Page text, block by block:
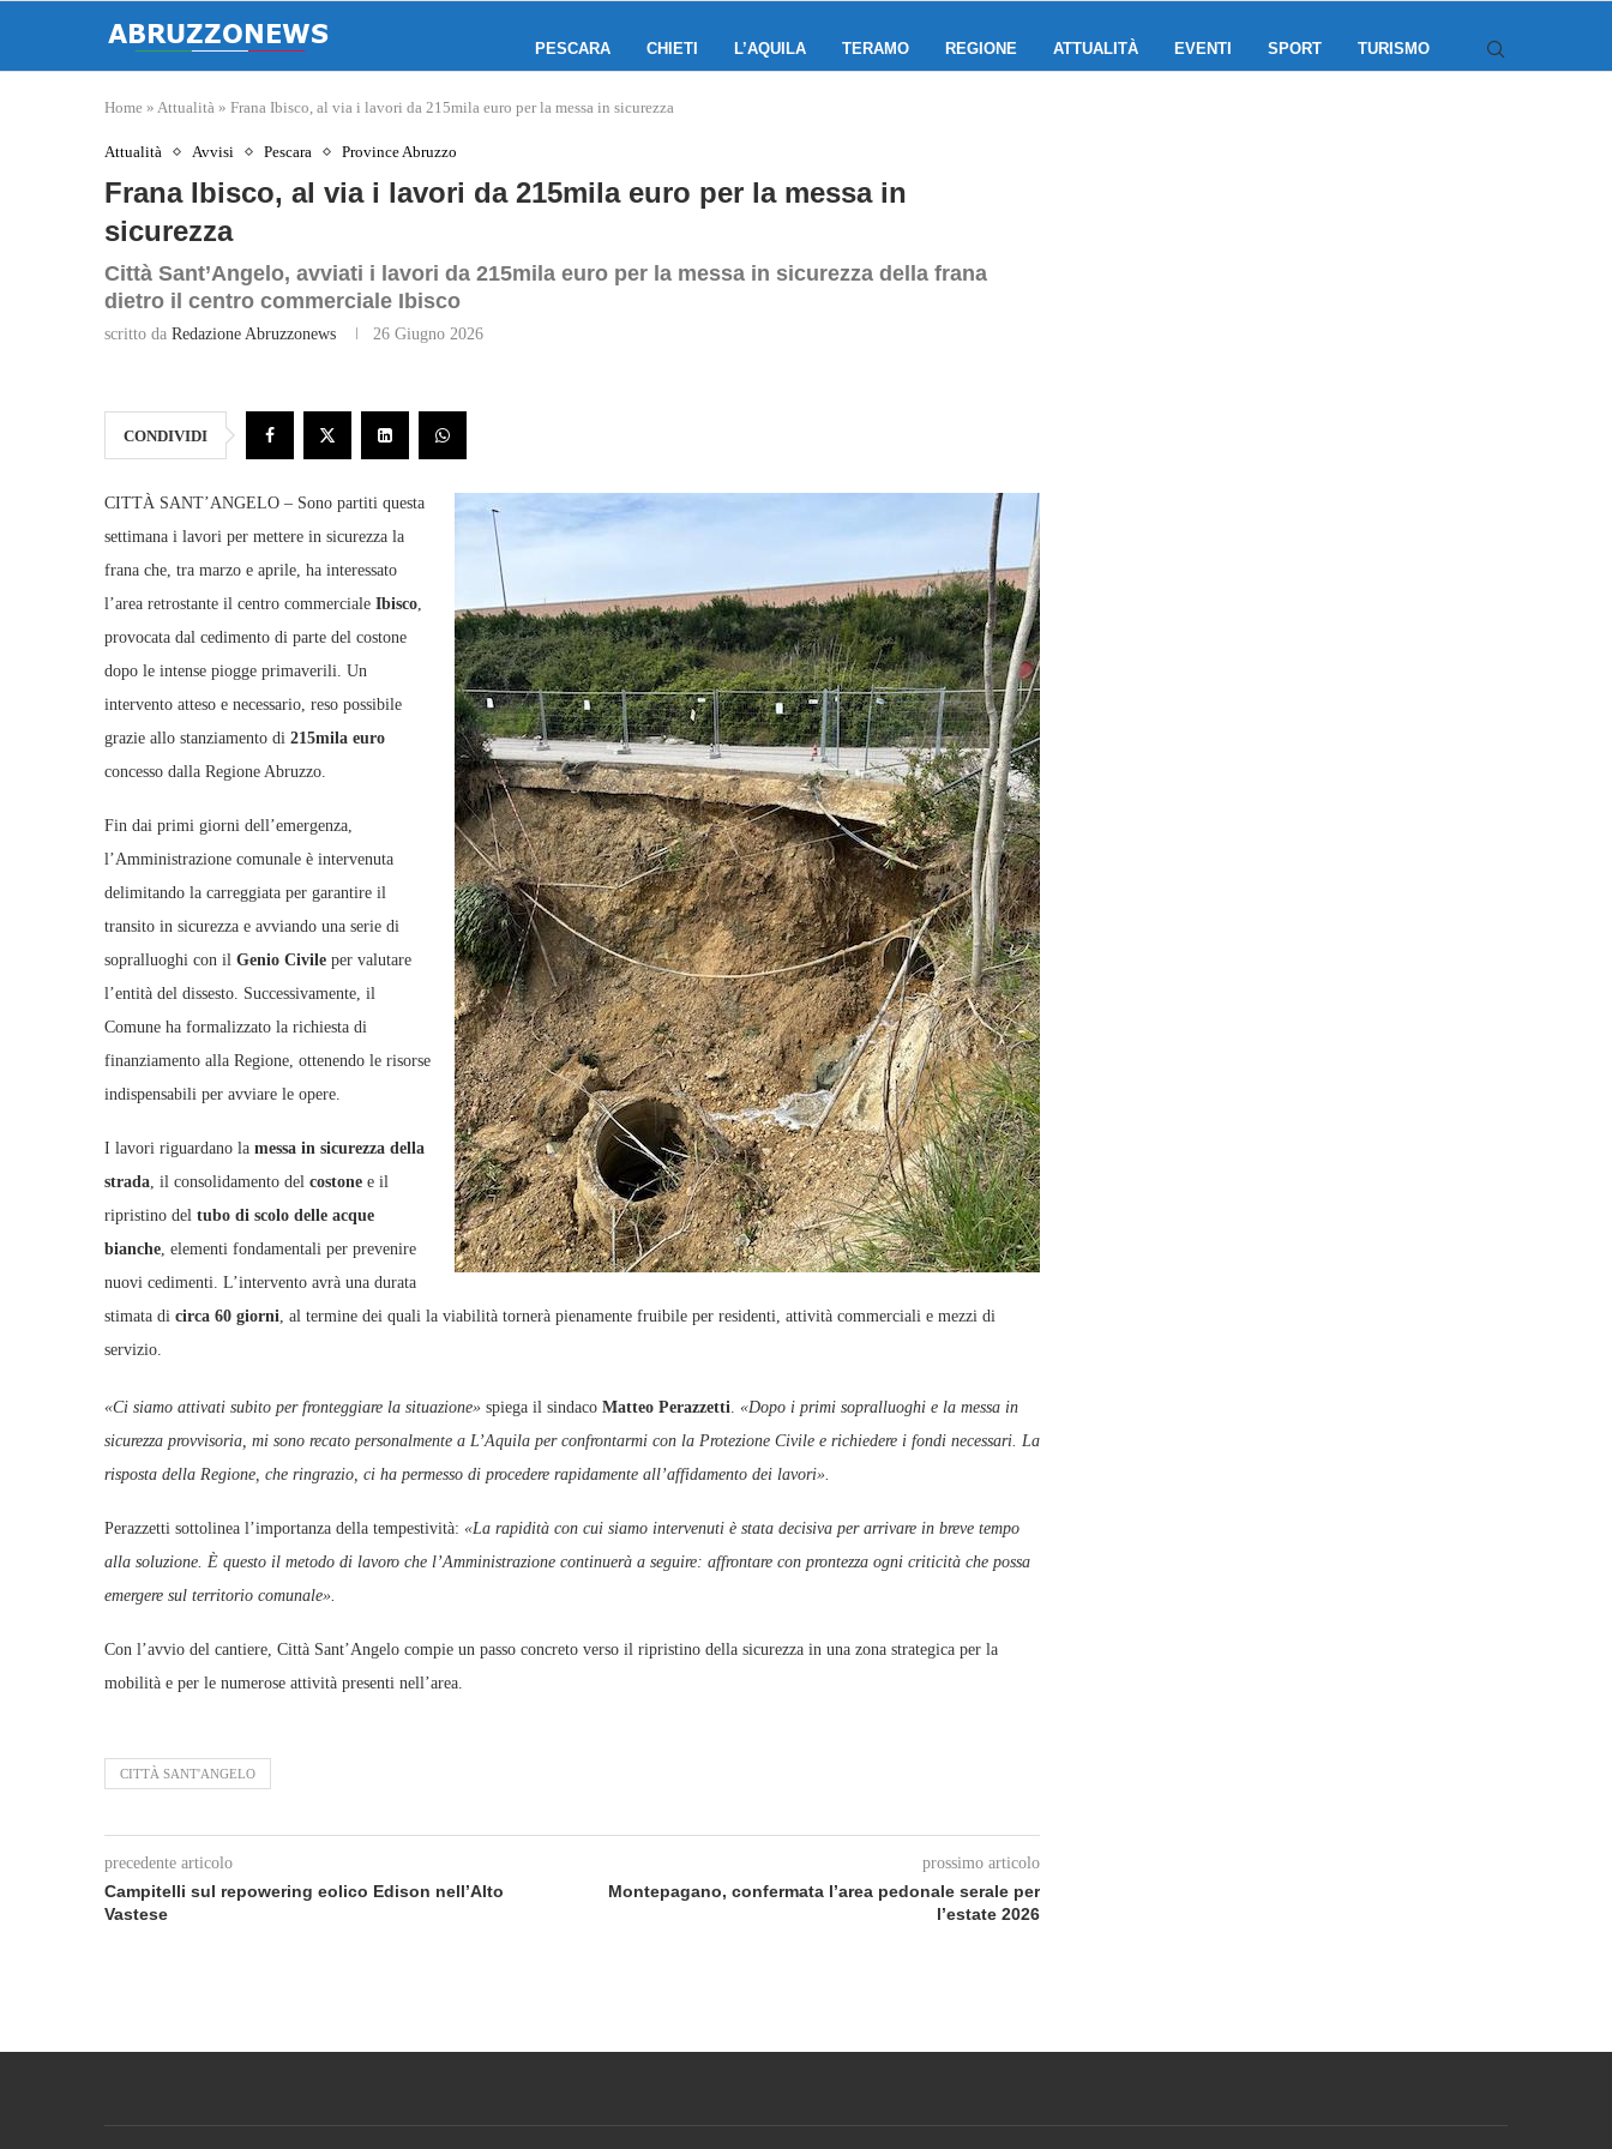
PESCARA CHIETI L’AQUILA TERAMO REGIONE ATTUALITÀ EVENTI SPORT TURISMO
Home » Attualità » Frana Ibisco, al via i lavori da 215mila euro per la messa in sicurezza
Attualità Avvisi Pescara Province Abruzzo
Frana Ibisco, al via i lavori da 215mila euro per la messa in
sicurezza
Città Sant’Angelo, avviati i lavori da 215mila euro per la messa in sicurezza della frana
dietro il centro commerciale Ibisco
scritto da Redazione Abruzzonews 26 Giugno 2026
CONDIVIDI
CITTÀ SANT’ANGELO – Sono partiti questa
settimana i lavori per mettere in sicurezza la
frana che, tra marzo e aprile, ha interessato
l’area retrostante il centro commerciale Ibisco,
provocata dal cedimento di parte del costone
dopo le intense piogge primaverili. Un
intervento atteso e necessario, reso possibile
grazie allo stanziamento di 215mila euro
concesso dalla Regione Abruzzo.
Fin dai primi giorni dell’emergenza,
l’Amministrazione comunale è intervenuta
delimitando la carreggiata per garantire il
transito in sicurezza e avviando una serie di
sopralluoghi con il Genio Civile per valutare
l’entità del dissesto. Successivamente, il
Comune ha formalizzato la richiesta di
finanziamento alla Regione, ottenendo le risorse
indispensabili per avviare le opere.
I lavori riguardano la messa in sicurezza della
strada, il consolidamento del costone e il
ripristino del tubo di scolo delle acque
bianche, elementi fondamentali per prevenire
nuovi cedimenti. L’intervento avrà una durata
stimata di circa 60 giorni, al termine dei quali la viabilità tornerà pienamente fruibile per residenti, attività commerciali e mezzi di
servizio.
«Ci siamo attivati subito per fronteggiare la situazione» spiega il sindaco Matteo Perazzetti. «Dopo i primi sopralluoghi e la messa in
sicurezza provvisoria, mi sono recato personalmente a L’Aquila per confrontarmi con la Protezione Civile e richiedere i fondi necessari. La
risposta della Regione, che ringrazio, ci ha permesso di procedere rapidamente all’affidamento dei lavori».
Perazzetti sottolinea l’importanza della tempestività: «La rapidità con cui siamo intervenuti è stata decisiva per arrivare in breve tempo
alla soluzione. È questo il metodo di lavoro che l’Amministrazione continuerà a seguire: affrontare con prontezza ogni criticità che possa
emergere sul territorio comunale».
Con l’avvio del cantiere, Città Sant’Angelo compie un passo concreto verso il ripristino della sicurezza in una zona strategica per la
mobilità e per le numerose attività presenti nell’area.
CITTÀ SANT'ANGELO
precedente articolo
Campitelli sul repowering eolico Edison nell’Alto
Vastese
prossimo articolo
Montepagano, confermata l’area pedonale serale per
l’estate 2026